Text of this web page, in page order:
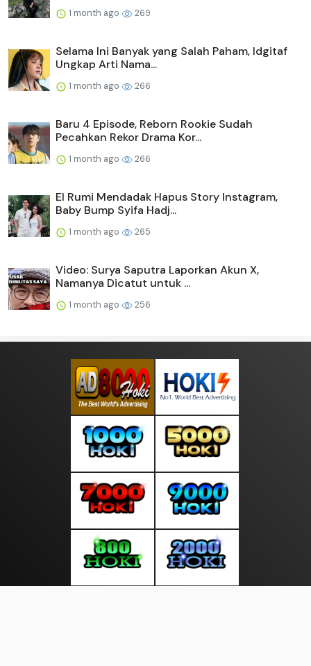
1 month ago 269
Selama Ini Banyak yang Salah Paham, Idgitaf
Ungkap Arti Nama...
1 month ago 266
Baru 4 Episode, Reborn Rookie Sudah
Pecahkan Rekor Drama Kor...
1 month ago 266
El Rumi Mendadak Hapus Story Instagram,
Baby Bump Syifa Hadj...
1 month ago 265
Video: Surya Saputra Laporkan Akun X,
Namanya Dicatut untuk ...
1 month ago 256